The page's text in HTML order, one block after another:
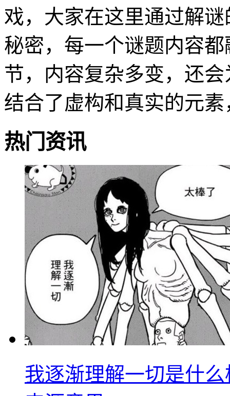
戏，大家在这里通过解
秘密，每一个谜题内容
节，内容复杂多变，还
结合了虚构和真实的元
热门资讯
我逐渐理解一切是什